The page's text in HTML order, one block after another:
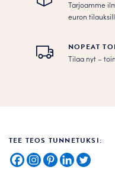
Tarjoamme
euron
NOPEAT
Tilaa nyt –
TEE TEOS TUNNETUKSI: